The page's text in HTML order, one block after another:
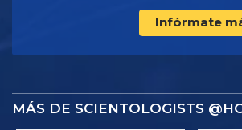
Infórmate
MÁS DE SCIENTOLOGISTS